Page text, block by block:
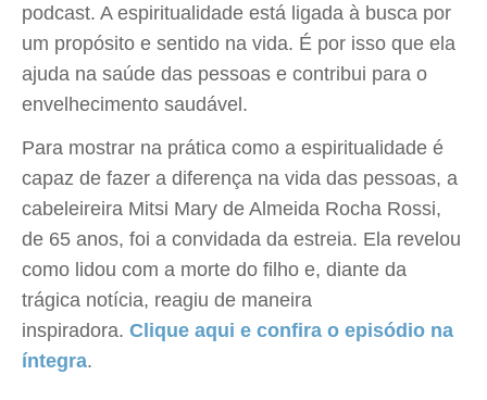
podcast. A espiritualidade está ligada à busca por
um propósito e sentido na vida. É por isso que ela
ajuda na saúde das pessoas e contribui para o
envelhecimento saudável.
Para mostrar na prática como a espiritualidade é
capaz de fazer a diferença na vida das pessoas, a
cabeleireira Mitsi Mary de Almeida Rocha Rossi,
de 65 anos, foi a convidada da estreia. Ela revelou
como lidou com a morte do filho e, diante da
trágica notícia, reagiu de maneira
inspiradora. Clique aqui e confira o episódio na
íntegra.